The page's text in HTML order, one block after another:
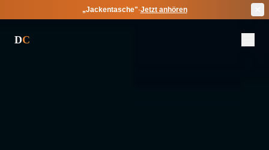
„Jackentasche"·Jetzt anhören
DC